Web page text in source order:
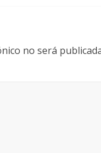
no será